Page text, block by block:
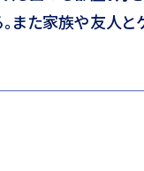
また家族や友人と